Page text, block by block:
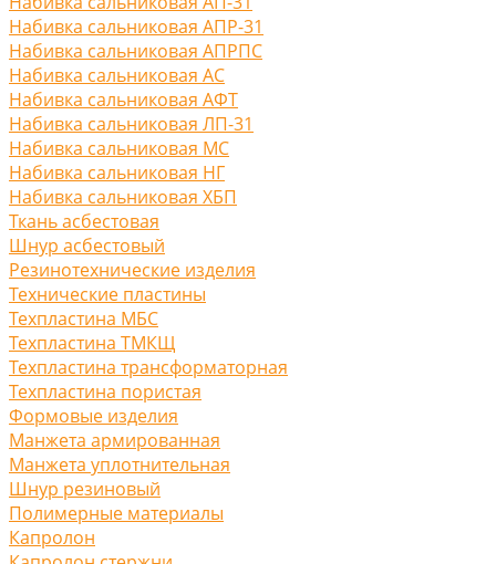
Набивка сальниковая АПР-31
Набивка сальниковая АПРПС
Набивка сальниковая АС
Набивка сальниковая АФТ
Набивка сальниковая ЛП-31
Набивка сальниковая МС
Набивка сальниковая НГ
Набивка сальниковая ХБП
Ткань асбестовая
Шнур асбестовый
Резинотехнические изделия
Технические пластины
Техпластина МБС
Техпластина ТМКЩ
Техпластина трансформаторная
Техпластина пористая
Формовые изделия
Манжета армированная
Манжета уплотнительная
Шнур резиновый
Полимерные материалы
Капролон